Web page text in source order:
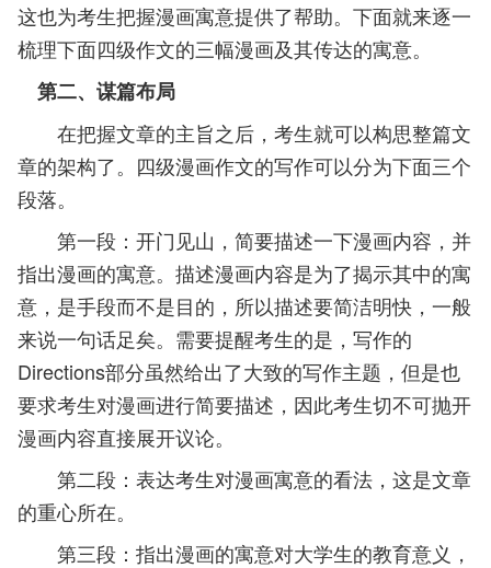
这也为考生把握漫画寓意提供了帮助。下面就来逐一
梳理下面四级作文的三幅漫画及其传达的寓意。
第二、谋篇布局
在把握文章的主旨之后，考生就可以构思整篇文
章的架构了。四级漫画作文的写作可以分为下面三个
段落。
第一段：开门见山，简要描述一下漫画内容，并
指出漫画的寓意。描述漫画内容是为了揭示其中的寓
意，是手段而不是目的，所以描述要简洁明快，一般
来说一句话足矣。需要提醒考生的是，写作的
Directions部分虽然给出了大致的写作主题，但是也
要求考生对漫画进行简要描述，因此考生切不可抛开
漫画内容直接展开议论。
第二段：表达考生对漫画寓意的看法，这是文章
的重心所在。
第三段：指出漫画的寓意对大学生的教育意义，